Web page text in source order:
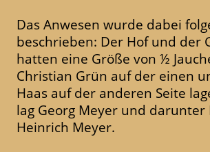
Das Anwesen wurde dabei
beschrieben: Der Hof und der
hatten eine Größe von ½
Christian Grün auf der einen
Haas auf der anderen Seite
lag Georg Meyer und darunter
Heinrich Meyer.